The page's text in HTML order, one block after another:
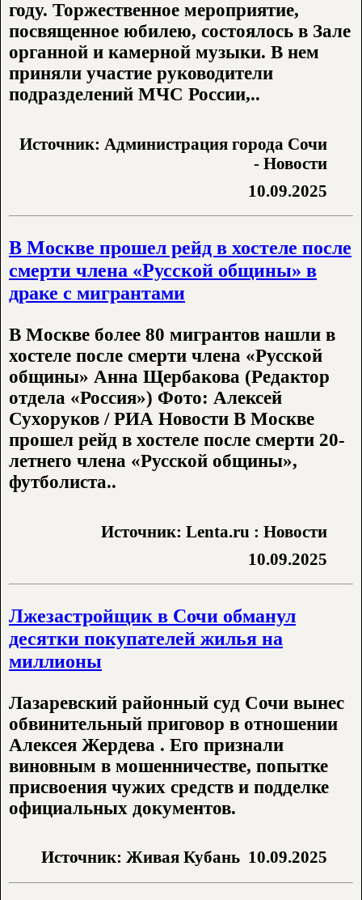
году. Торжественное мероприятие,
посвященное юбилею, состоялось в Зале
органной и камерной музыки. В нем
приняли участие руководители
подразделений МЧС России,..
Источник: Администрация города Сочи
- Новости
10.09.2025
В Москве прошел рейд в хостеле после
смерти члена «Русской общины» в
драке с мигрантами
В Москве более 80 мигрантов нашли в
хостеле после смерти члена «Русской
общины» Анна Щербакова (Редактор
отдела «Россия») Фото: Алексей
Сухоруков / РИА Новости В Москве
прошел рейд в хостеле после смерти 20-
летнего члена «Русской общины»,
футболиста..
Источник: Lenta.ru : Новости
10.09.2025
Лжезастройщик в Сочи обманул
десятки покупателей жилья на
миллионы
Лазаревский районный суд Сочи вынес
обвинительный приговор в отношении
Алексея Жердева . Его признали
виновным в мошенничестве, попытке
присвоения чужих средств и подделке
официальных документов.
Источник: Живая Кубань 10.09.2025